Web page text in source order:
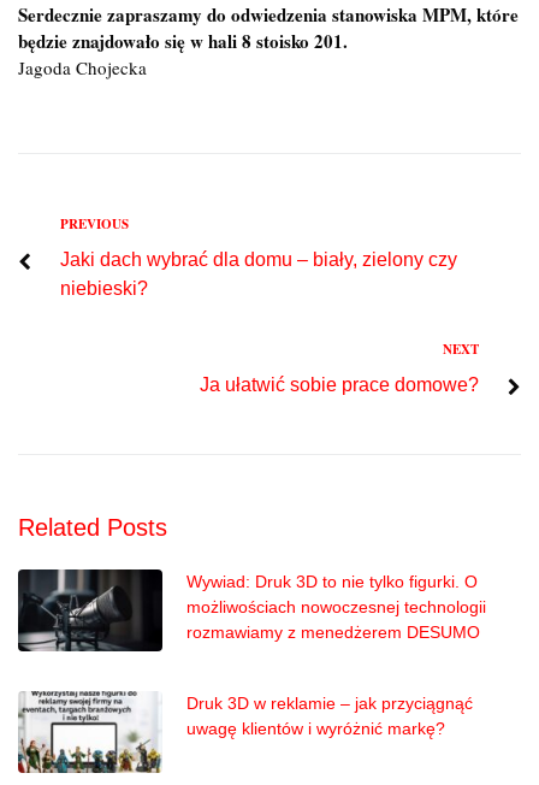
Serdecznie zapraszamy do odwiedzenia stanowiska MPM, które
będzie znajdowało się w hali 8 stoisko 201.
Jagoda Chojecka
Nawigacja
wpisu
Previous
PREVIOUS
Jaki dach wybrać dla domu – biały, zielony czy
niebieski?
NEXT
Ja ułatwić sobie prace domowe?
Related Posts
Wywiad: Druk 3D to nie tylko figurki. O
możliwościach nowoczesnej technologii
rozmawiamy z menedżerem DESUMO
Druk 3D w reklamie – jak przyciągnąć
uwagę klientów i wyróżnić markę?